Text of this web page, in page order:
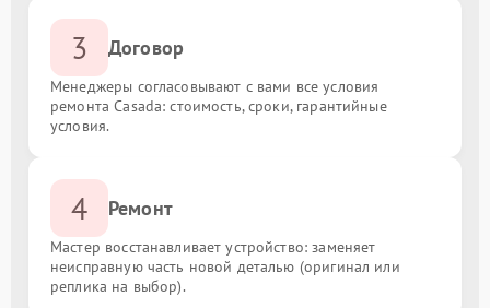
3 Договор
Менеджеры согласовывают с вами все условия
ремонта Casada: стоимость, сроки, гарантийные
условия.
4 Ремонт
Мастер восстанавливает устройство: заменяет
неисправную часть новой деталью (оригинал или
реплика на выбор).